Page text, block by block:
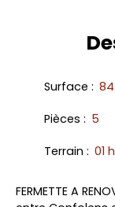
Surface : 84
Pièces : 5
Terrain : 01
FERMETTE A